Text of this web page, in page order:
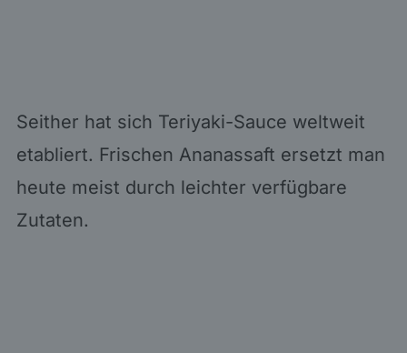
Seither hat sich Teriyaki-Sauce weltweit
etabliert. Frischen Ananassaft ersetzt man
heute meist durch leichter verfügbare
Zutaten.